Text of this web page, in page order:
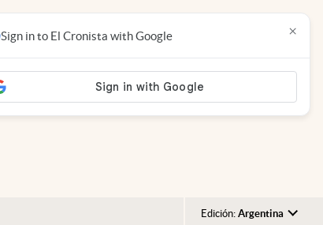
Edición: Argentina
Sign in to El Cronista with Google ×